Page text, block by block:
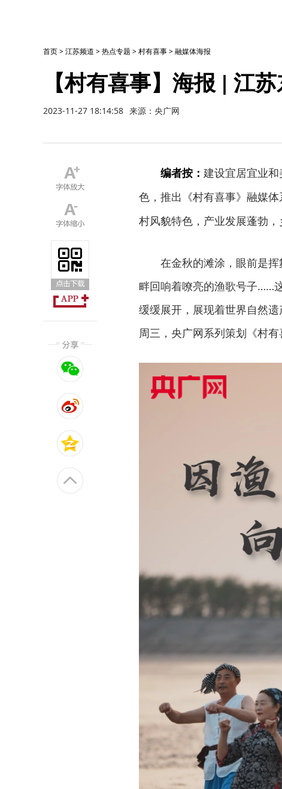
首页>江苏频道 >热点专题 >村有喜事>融媒体海报
【村有喜事】海报 | 江
2023-11-27 18:14:58 来源：央广网
编者按： 建设宜居宜业
色，推出《村有喜事》融媒
村风貌特色，产业发展蓬勃，
在金秋的滩涂，眼前是
畔回响着嘹亮的渔歌号子……
缓缓展开，展现着世界自然
周三，央广网系列策划《村有